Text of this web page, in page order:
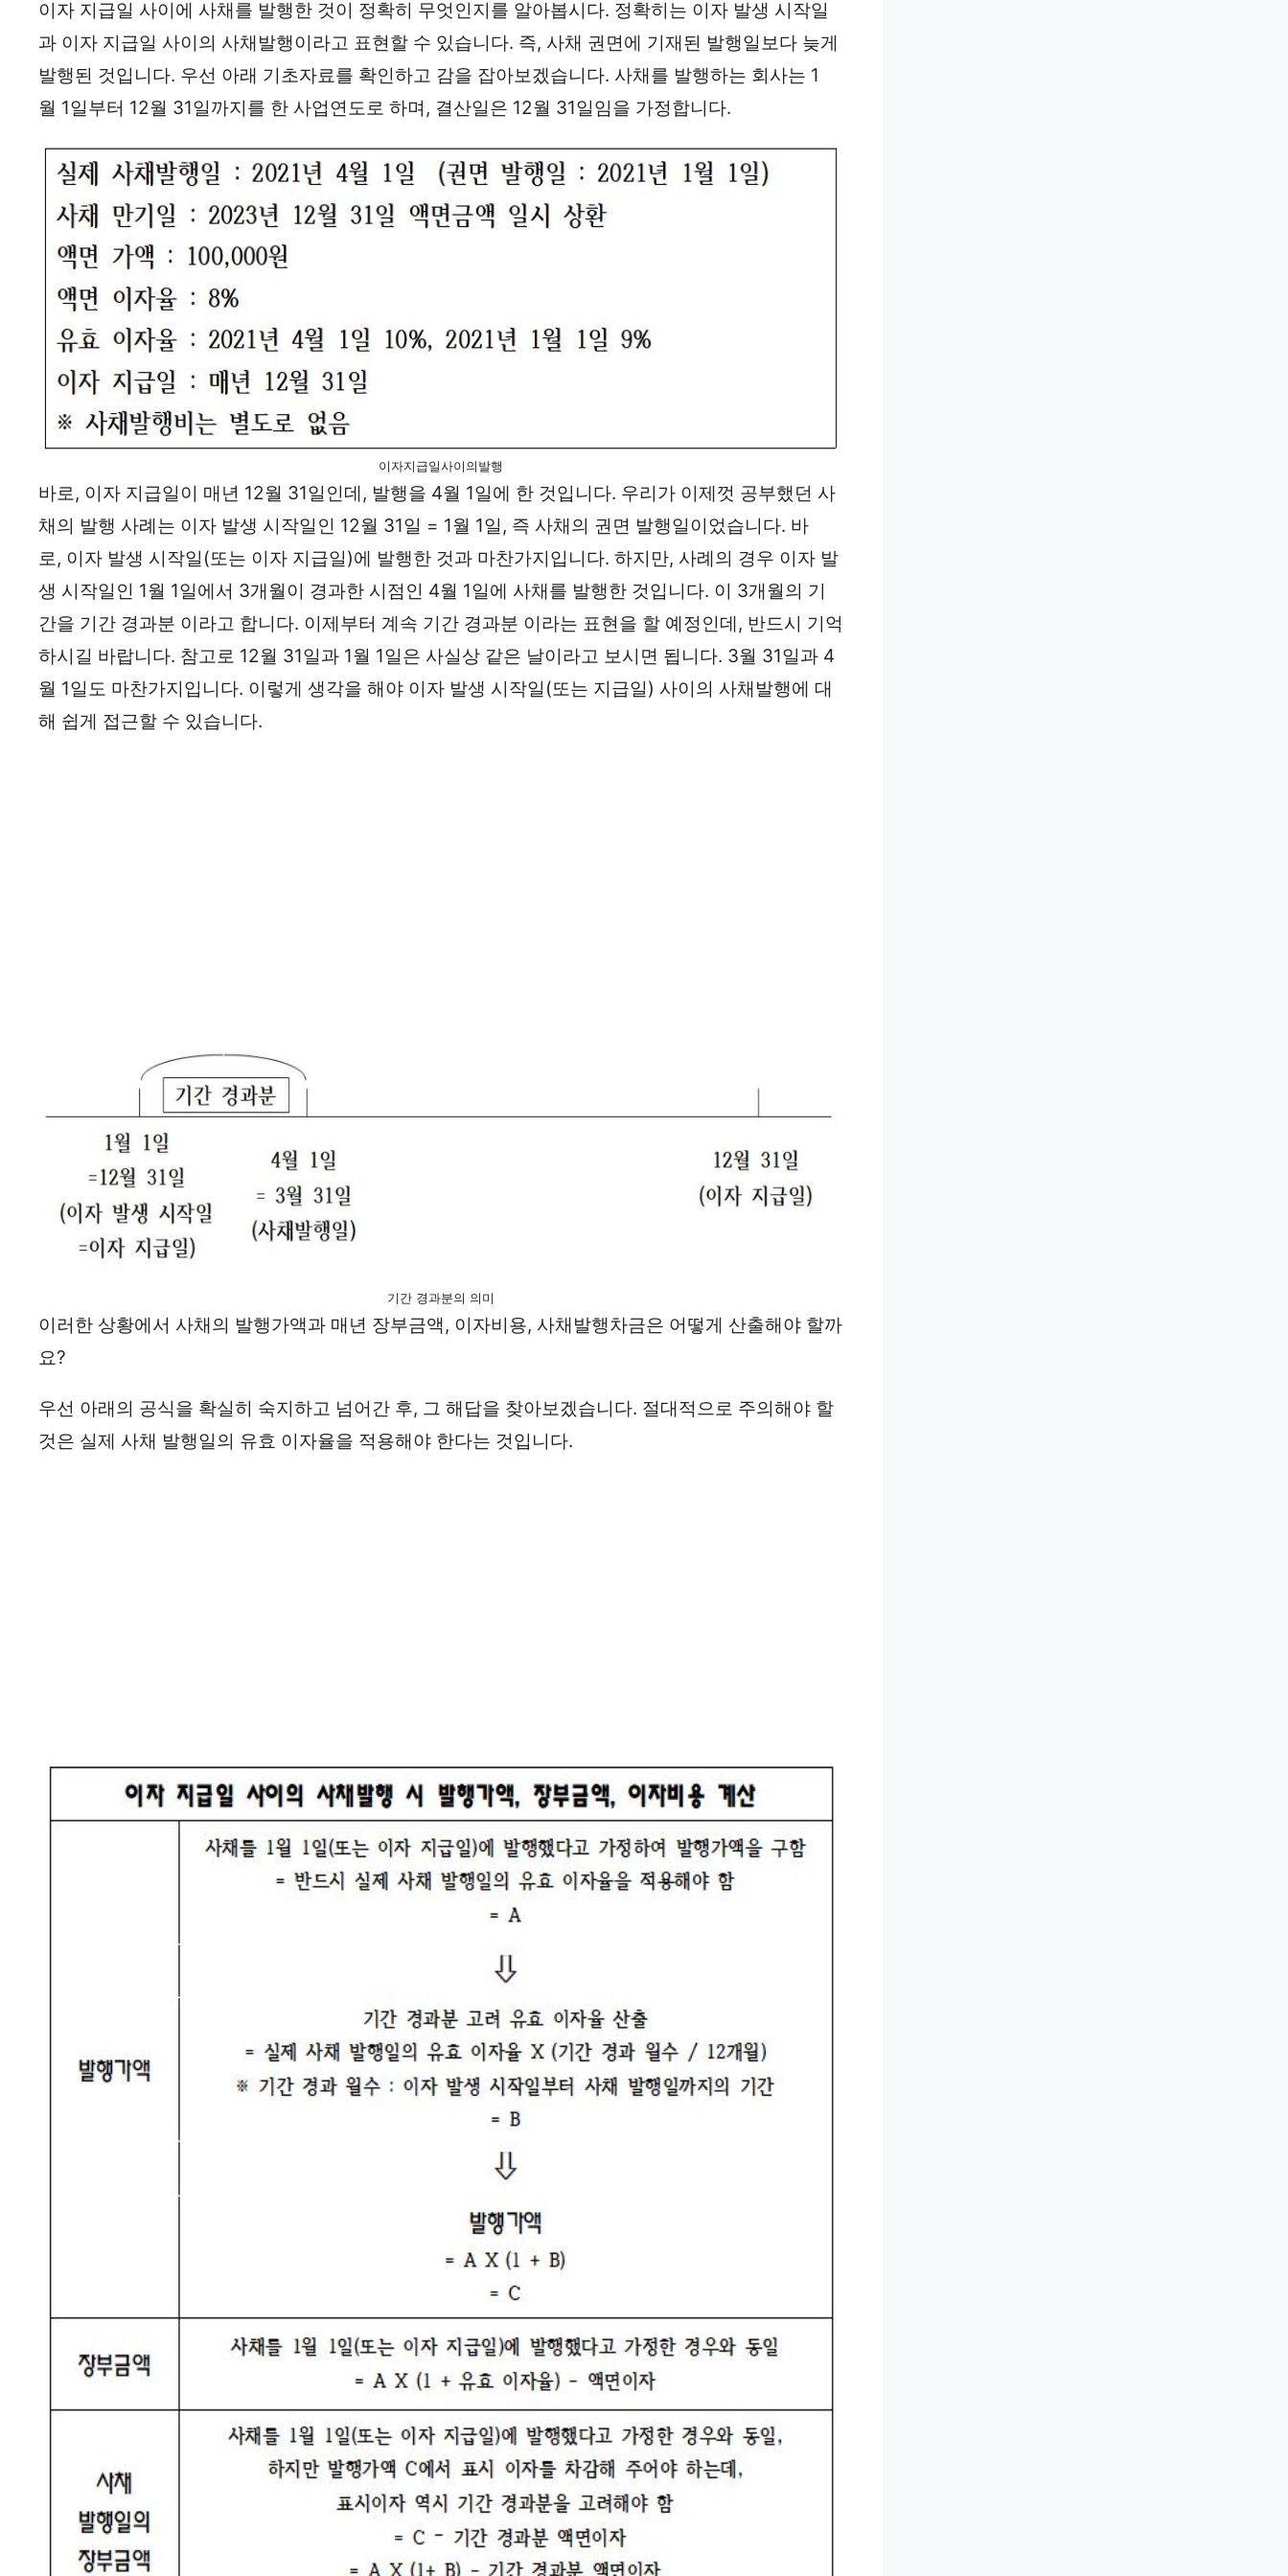
이자 지급일 사이에 사채를 발행한 것이 정확히 무엇인지를 알아봅시다. 정확히는 이자 발생 시작일
과 이자 지급일 사이의 사채발행이라고 표현할 수 있습니다. 즉, 사채 권면에 기재된 발행일보다 늦게
발행된 것입니다. 우선 아래 기초자료를 확인하고 감을 잡아보겠습니다. 사채를 발행하는 회사는 1
월 1일부터 12월 31일까지를 한 사업연도로 하며, 결산일은 12월 31일임을 가정합니다.
이자지급일사이의발행
바로, 이자 지급일이 매년 12월 31일인데, 발행을 4월 1일에 한 것입니다. 우리가 이제껏 공부했던 사
채의 발행 사례는 이자 발생 시작일인 12월 31일 = 1월 1일, 즉 사채의 권면 발행일이었습니다. 바
로, 이자 발생 시작일(또는 이자 지급일)에 발행한 것과 마찬가지입니다. 하지만, 사례의 경우 이자 발
생 시작일인 1월 1일에서 3개월이 경과한 시점인 4월 1일에 사채를 발행한 것입니다. 이 3개월의 기
간을 기간 경과분 이라고 합니다. 이제부터 계속 기간 경과분 이라는 표현을 할 예정인데, 반드시 기억
하시길 바랍니다. 참고로 12월 31일과 1월 1일은 사실상 같은 날이라고 보시면 됩니다. 3월 31일과 4
월 1일도 마찬가지입니다. 이렇게 생각을 해야 이자 발생 시작일(또는 지급일) 사이의 사채발행에 대
해 쉽게 접근할 수 있습니다.
기간 경과분의 의미
이러한 상황에서 사채의 발행가액과 매년 장부금액, 이자비용, 사채발행차금은 어떻게 산출해야 할까
요?
우선 아래의 공식을 확실히 숙지하고 넘어간 후, 그 해답을 찾아보겠습니다. 절대적으로 주의해야 할
것은 실제 사채 발행일의 유효 이자율을 적용해야 한다는 것입니다.